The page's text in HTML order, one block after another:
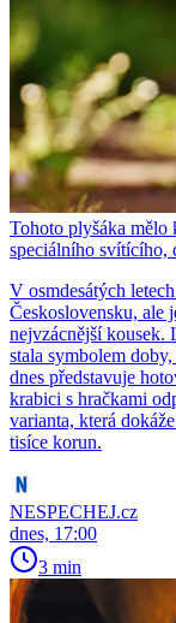
Tohoto plyšáka mělo
speciálního svítícího,
V osmdesátých
Československu, ale
nejvzácnější kousek.
stala symbolem
dnes představuje
krabici s hračkami
varianta, která
tisíce korun.
NESPECHEJ.cz
dnes, 17:00
3 min